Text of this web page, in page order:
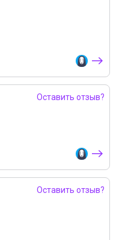
Оставить отзыв?
Оставить отзыв?